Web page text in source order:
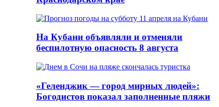
На Кубани объявляли и отменяли
беспилотную опасность 8 августа
«Геленджик — город мирных людей»:
Богодистов показал заполненные пляжи